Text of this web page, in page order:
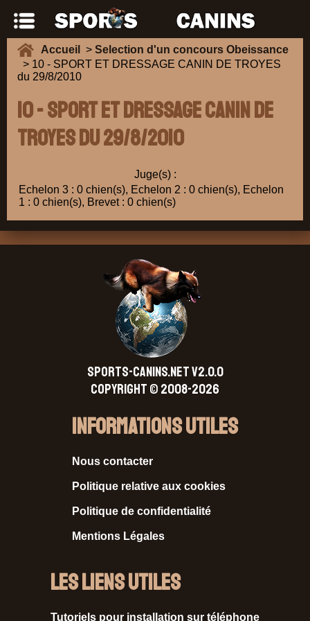
Accueil > Selection d'un concours Obeissance
> 10 - SPORT ET DRESSAGE CANIN DE TROYES
du 29/8/2010
10 - SPORT ET DRESSAGE CANIN DE
TROYES du 29/8/2010
Juge(s) :
Echelon 3 : 0 chien(s), Echelon 2 : 0 chien(s), Echelon
1 : 0 chien(s), Brevet : 0 chien(s)
SPORTS-CANINS.NET V2.0.0
Copyright © 2008-2026
Informations Utiles
Nous contacter
Politique relative aux cookies
Politique de confidentialité
Mentions Légales
Les liens utiles
Tutoriels pour installation sur téléphone